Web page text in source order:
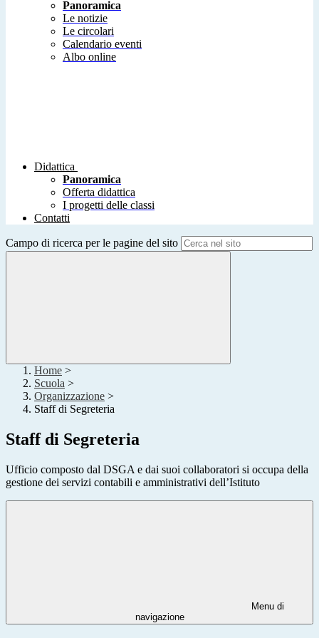
Panoramica
Le notizie
Le circolari
Calendario eventi
Albo online
Didattica
Panoramica
Offerta didattica
I progetti delle classi
Contatti
Campo di ricerca per le pagine del sito
Home >
Scuola >
Organizzazione >
Staff di Segreteria
Staff di Segreteria
Ufficio composto dal DSGA e dai suoi collaboratori si occupa della
gestione dei servizi contabili e amministrativi dell’Istituto
Menu di
navigazione